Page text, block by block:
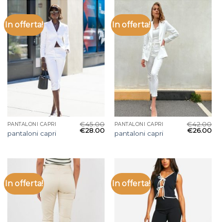
In offerta!
PANTALONI CAPRI
pantaloni capri
€45.00
€28.00
In offerta!
PANTALONI CAPRI
pantaloni capri
€42.00
€26.00
In offerta! In offerta!